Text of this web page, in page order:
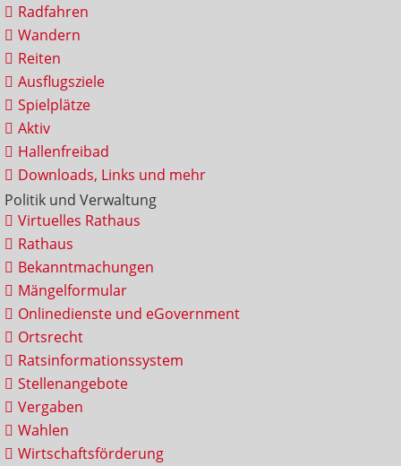
Radfahren
Wandern
Reiten
Ausflugsziele
Spielplätze
Aktiv
Hallenfreibad
Downloads, Links und mehr
Politik und Verwaltung
Virtuelles Rathaus
Rathaus
Bekanntmachungen
Mängelformular
Onlinedienste und eGovernment
Ortsrecht
Ratsinformationssystem
Stellenangebote
Vergaben
Wahlen
Wirtschaftsförderung